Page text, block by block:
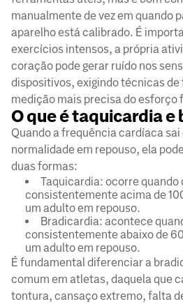
manualmente de vez em quando
aparelho está calibrado. É
exercícios intensos, a própria
coração pode gerar ruído nos
dispositivos, exigindo técnicas
medição mais precisa do esforço
O que é taquicardia e
Quando a frequência cardíaca sai
normalidade em repouso, ela
duas formas:
Taquicardia: ocorre quando
consistentemente acima de
um adulto em repouso.
Bradicardia: acontece
consistentemente abaixo de
um adulto em repouso.
É fundamental diferenciar a
comum em atletas, daquela que
tontura, cansaço extremo, falta